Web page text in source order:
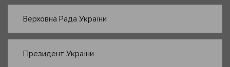
Верховна Рада України
Президент України